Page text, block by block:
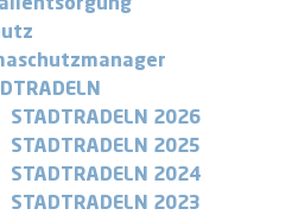
STADTRADELN 2026
STADTRADELN 2025
STADTRADELN 2024
STADTRADELN 2023